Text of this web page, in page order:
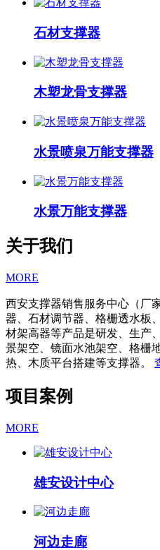
石材支撑器
木塑龙骨支撑器
水景喷泉万能支撑器
水景万能支撑器
关于我们
MORE
西安支撑器销售服务中心（厂
器、石材调节器、格栅透水板
材架高器等产品是研发、生产
景架空、镜面水池架空、格栅
热、木质平台搭建等支撑器。
项目案例
MORE
雄安设计中心
河边走廊